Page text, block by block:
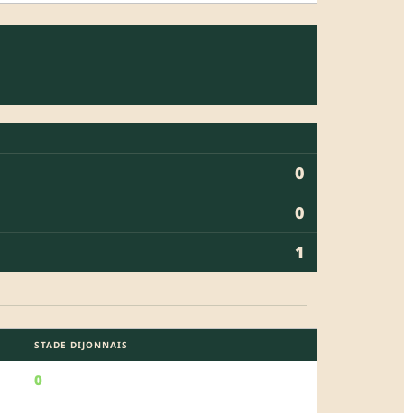
0
0
1
STADE DIJONNAIS
0